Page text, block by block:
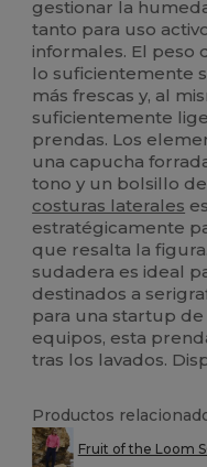
gestionar la
tanto para uso
informales. El peso
lo suficientemente
más frescas y, al
suficientemente
prendas. Los
una capucha
tono y un bolsillo
costuras laterales
estratégicamente
que resalta la
sudadera es ideal
destinados a
para una startup
equipos, esta
tras los lavados.
Productos
Fruit of the Loom